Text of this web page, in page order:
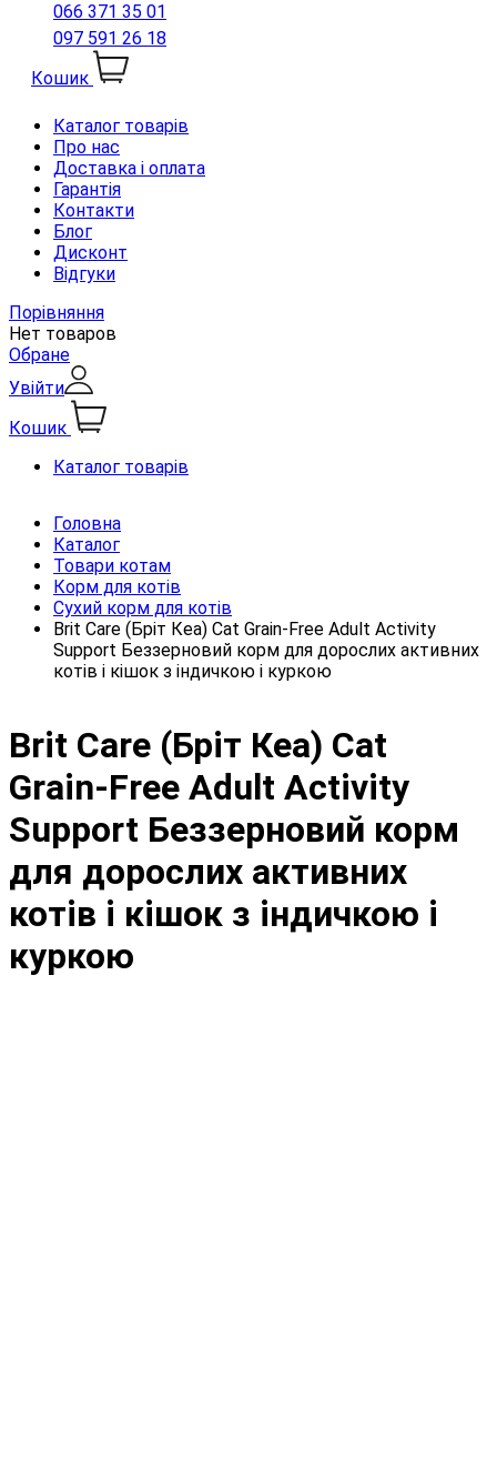
066 371 35 01
097 591 26 18
Кошик
Каталог товарів
Про нас
Доставка і оплата
Гарантія
Контакти
Блог
Дисконт
Відгуки
Порівняння
Нет товаров
Обране
Увійти
Кошик
Каталог товарів
Головна
Каталог
Товари котам
Корм для котів
Сухий корм для котів
Brit Care (Бріт Кеа) Cat Grain-Free Adult Activity
Support Беззерновий корм для дорослих активних
котів і кішок з індичкою і куркою
Brit Care (Бріт Кеа) Cat
Grain-Free Adult Activity
Support Беззерновий корм
для дорослих активних
котів і кішок з індичкою і
куркою